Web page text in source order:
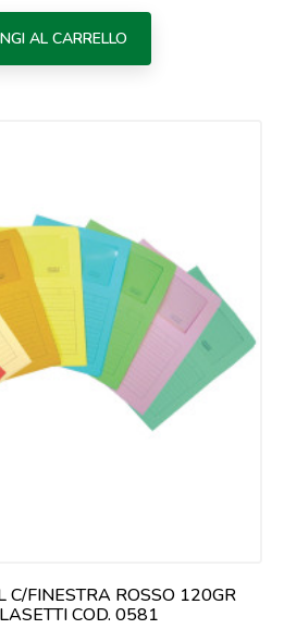
AL CARRELLO
C/FINESTRA ROSSO 120GR
COD. 0581